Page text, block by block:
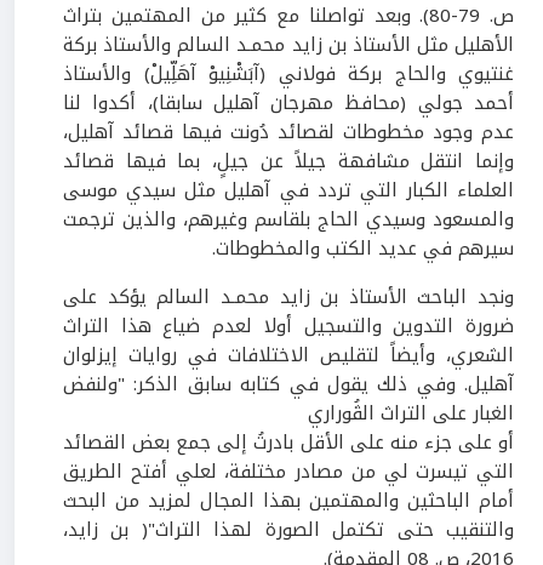
ص. 79-80
). وبعد تواصلنا مع كثير من المهتمين بتراث
الأهليل مثل الأستاذ بن زايد محمـد السالم والأستاذ بركة
غنتيوي والحاج بركة فولاني (آبَشْنِيوْ آهَلِّيلْ) والأستاذ
أحمد جولي (محافظ مهرجان آهليل سابقا)، أكدوا لنا
عدم وجود مخطوطات لقصائد دُونت فيها قصائد آهليل،
وإنما انتقل مشافهة جيلاً عن جيلٍ، بما فيها قصائد
العلماء الكبار التي تردد في آهليل مثل سيدي موسى
والمسعود وسيدي الحاج بلقاسم وغيرهم، والذين ترجمت
سيرهم في عديد الكتب والمخطوطات.
ونجد الباحث الأستاذ بن زايد محمـد السالم يؤكد على
ضرورة التدوين والتسجيل أولا لعدم ضياع هذا التراث
الشعري، وأيضاً لتقليص الاختلافات في روايات إيزلوان
آهليل. وفي ذلك يقول في كتابه سابق الذكر: "ولنفض
الغبار على التراث الڤُوراري
أو على جزء منه على الأقل بادرتُ إلى جمع بعض القصائد
التي تيسرت لي من مصادر مختلفة، لعلي أفتح الطريق
أمام الباحثين والمهتمين بهذا المجال لمزيد من البحث
والتنقيب حتى تكتمل الصورة لهذا التراث"( بن زايد،